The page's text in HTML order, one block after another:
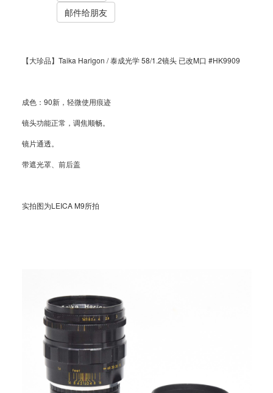
【大珍品】Taika Harigon / 泰成光学 58/1.2镜头 已改M口 #HK9909
成色：90新，轻微使用痕迹
镜头功能正常，调焦顺畅。
镜片通透。
带遮光罩、前后盖
实拍图为LEICA M9所拍